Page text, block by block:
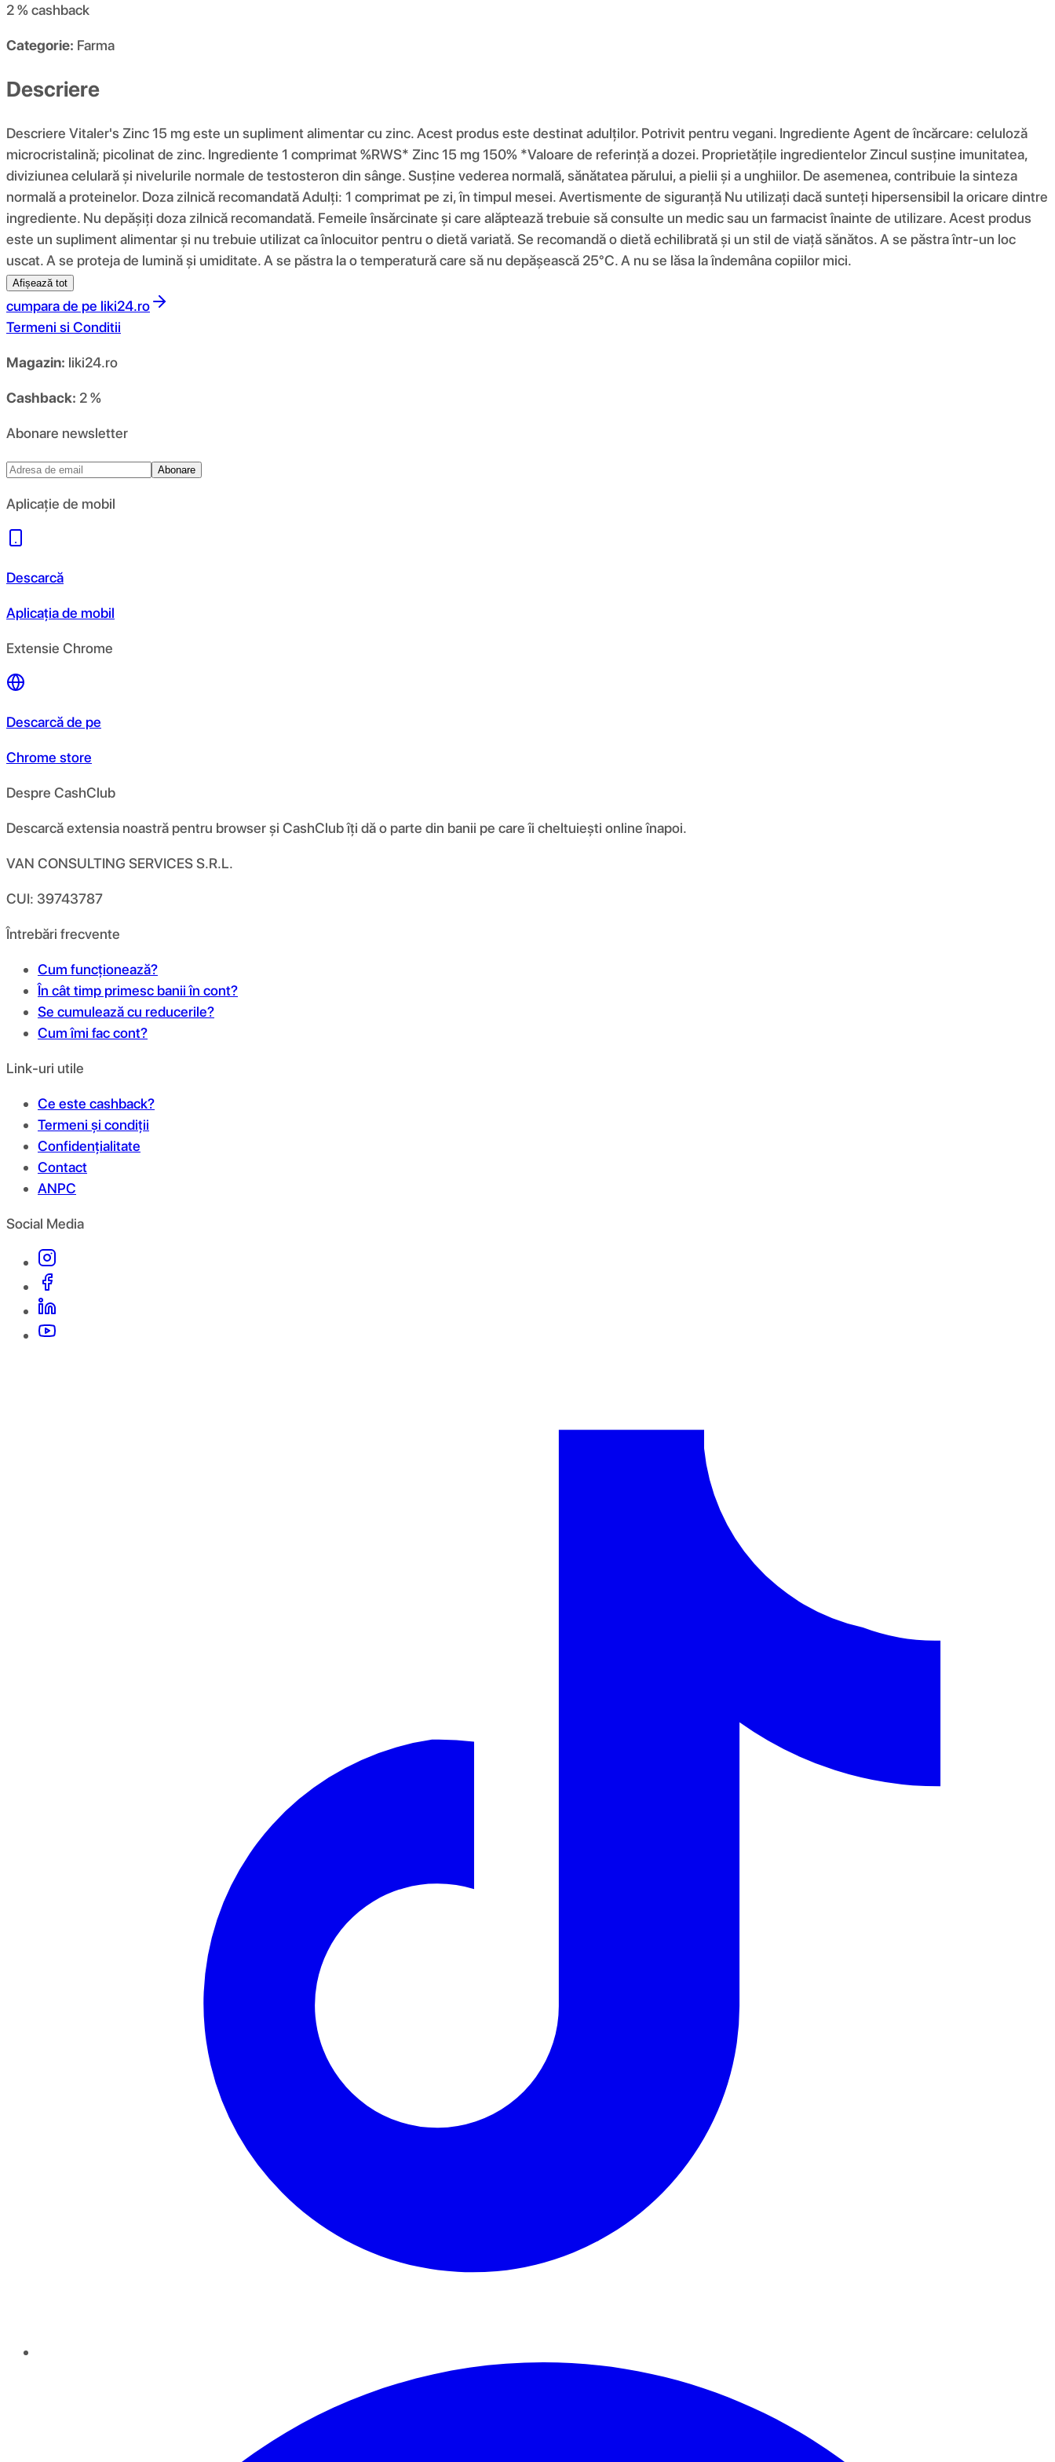
2 %cashback
Categorie: Farma
Descriere
Descriere Vitaler's Zinc 15 mg este un supliment alimentar cu zinc. Acest produs este destinat adulților. Potrivit pentru vegani. Ingrediente Agent de încărcare: celuloză
microcristalină; picolinat de zinc. Ingrediente 1 comprimat %RWS* Zinc 15 mg 150% *Valoare de referință a dozei. Proprietățile ingredientelor Zincul susține imunitatea,
diviziunea celulară și nivelurile normale de testosteron din sânge. Susține vederea normală, sănătatea părului, a pielii și a unghiilor. De asemenea, contribuie la sinteza
normală a proteinelor. Doza zilnică recomandată Adulți: 1 comprimat pe zi, în timpul mesei. Avertismente de siguranță Nu utilizați dacă sunteți hipersensibil la oricare dintre
ingrediente. Nu depășiți doza zilnică recomandată. Femeile însărcinate și care alăptează trebuie să consulte un medic sau un farmacist înainte de utilizare. Acest produs
este un supliment alimentar și nu trebuie utilizat ca înlocuitor pentru o dietă variată. Se recomandă o dietă echilibrată și un stil de viață sănătos. A se păstra într-un loc
uscat. A se proteja de lumină și umiditate. A se păstra la o temperatură care să nu depășească 25°C. A nu se lăsa la îndemâna copiilor mici.
Afișează tot
cumpara de pe liki24.ro
Termeni si Conditii
Magazin: liki24.ro
Cashback: 2 %
Abonare newsletter
Abonare
Aplicație de mobil
Descarcă
Aplicația de mobil
Extensie Chrome
Descarcă de pe
Chrome store
Despre CashClub
Descarcă extensia noastră pentru browser și CashClub îți dă o parte din banii pe care îi cheltuiești online înapoi.
VAN CONSULTING SERVICES S.R.L.
CUI: 39743787
Întrebări frecvente
Cum funcționează?
În cât timp primesc banii în cont?
Se cumulează cu reducerile?
Cum îmi fac cont?
Link-uri utile
Ce este cashback?
Termeni și condiții
Confidențialitate
Contact
ANPC
Social Media